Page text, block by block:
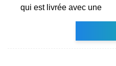
qui est livrée avec une